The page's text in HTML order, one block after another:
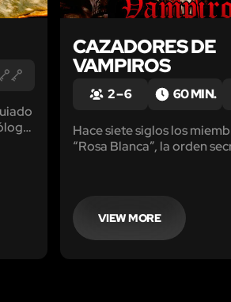
CAZADORES DE
VAMPIROS
2 – 6 60 MIN.
Hace siete siglos los
“Rosa Blanca”, la orden
Pero fallaron.
VIEW MORE